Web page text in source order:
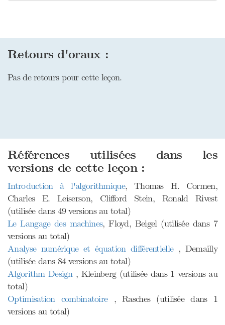
Retours d'oraux :
Pas de retours pour cette leçon.
Références utilisées dans les
versions de cette leçon :
Introduction à l'algorithmique, Thomas H. Cormen,
Charles E. Leiserson, Clifford Stein, Ronald Rivest
(utilisée dans 49 versions au total)
Le Langage des machines, Floyd, Beigel (utilisée dans 7
versions au total)
Analyse numérique et équation différentielle , Demailly
(utilisée dans 84 versions au total)
Algorithm Design , Kleinberg (utilisée dans 1 versions au
total)
Optimisation combinatoire , Rasches (utilisée dans 1
versions au total)